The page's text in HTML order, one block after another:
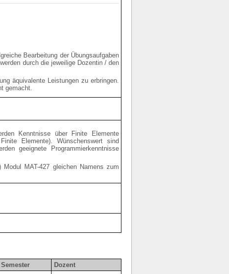
Bearbeitung der Übungsaufgaben
durch die jeweilige Dozentin / den
äquivalente Leistungen zu erbringen.
gemacht.
Kenntnisse über Finite Elemente
Elemente). Wünschenswert sind
geeignete Programmierkenntnisse
MAT-427 gleichen Namens zum
Semester
Dozent